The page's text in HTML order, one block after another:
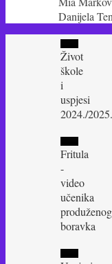
Danijela
Život
škole
i
uspjesi
2024./2025.
Fritula
-
video
učenika
produženog
boravka